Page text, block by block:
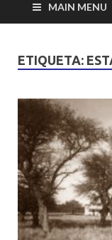
MAIN MENU
ETIQUETA: